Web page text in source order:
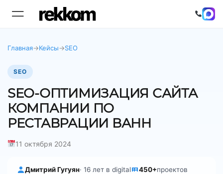
Главная→Кейсы→SEO
SEO
SEO-ОПТИМИЗАЦИЯ САЙТА
КОМПАНИИ ПО
РЕСТАВРАЦИИ ВАНН
11 октября 2024
Дмитрий Гугуян· 16 лет в digital 450+проектов